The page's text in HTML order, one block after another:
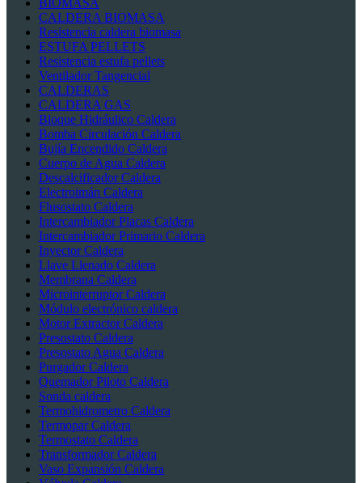
BIOMASA
CALDERA BIOMASA
Resistencia caldera biomasa
ESTUFA PELLETS
Resistencia estufa pellets
Ventilador Tangencial
CALDERAS
CALDERA GAS
Bloque Hidráulico Caldera
Bomba Circulación Caldera
Bujía Encendido Caldera
Cuerpo de Agua Caldera
Descalcificador Caldera
Electroimán Caldera
Flusostato Caldera
Intercambiador Placas Caldera
Intercambiador Primario Caldera
Inyector Caldera
Llave Llenado Caldera
Membrana Caldera
Microinterruptor Caldera
Módulo electrónico caldera
Motor Extractor Caldera
Presostato Caldera
Presostato Agua Caldera
Purgador Caldera
Quemador Piloto Caldera
Sonda caldera
Termohidrometro Caldera
Termopar Caldera
Termostato Caldera
Transformador Caldera
Vaso Expansión Caldera